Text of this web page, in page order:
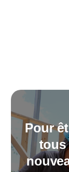
Pour
tous